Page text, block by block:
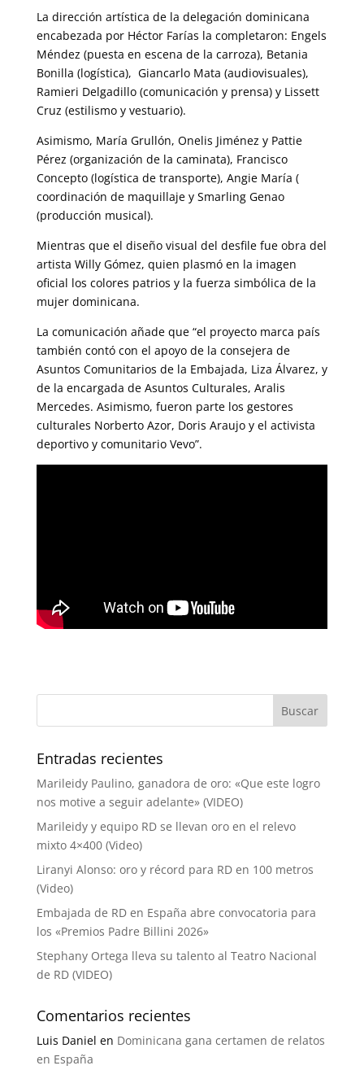
La dirección artística de la delegación dominicana
encabezada por Héctor Farías la completaron: Engels
Méndez (puesta en escena de la carroza), Betania
Bonilla (logística), Giancarlo Mata (audiovisuales),
Ramieri Delgadillo (comunicación y prensa) y Lissett
Cruz (estilismo y vestuario).
Asimismo, María Grullón, Onelis Jiménez y Pattie
Pérez (organización de la caminata), Francisco
Concepto (logística de transporte), Angie María (
coordinación de maquillaje y Smarling Genao
(producción musical).
Mientras que el diseño visual del desfile fue obra del
artista Willy Gómez, quien plasmó en la imagen
oficial los colores patrios y la fuerza simbólica de la
mujer dominicana.
La comunicación añade que “el proyecto marca país
también contó con el apoyo de la consejera de
Asuntos Comunitarios de la Embajada, Liza Álvarez, y
de la encargada de Asuntos Culturales, Aralis
Mercedes. Asimismo, fueron parte los gestores
culturales Norberto Azor, Doris Araujo y el activista
deportivo y comunitario Vevo”.
Entradas recientes
Marileidy Paulino, ganadora de oro: «Que este logro
nos motive a seguir adelante» (VIDEO)
Marileidy y equipo RD se llevan oro en el relevo
mixto 4×400 (Video)
Liranyi Alonso: oro y récord para RD en 100 metros
(Video)
Embajada de RD en España abre convocatoria para
los «Premios Padre Billini 2026»
Stephany Ortega lleva su talento al Teatro Nacional
de RD (VIDEO)
Comentarios recientes
Luis Daniel en Dominicana gana certamen de relatos
en España